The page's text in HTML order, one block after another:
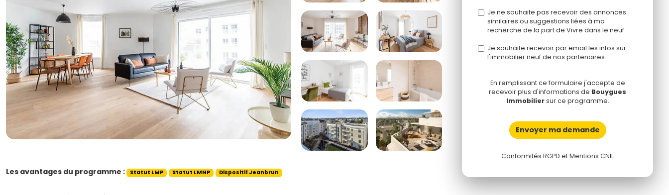
Les avantages du programme : Statut LMP Statut LMNP Dispositif Jeanbrun
Je ne souhaite pas recevoir des annonces
similaires ou suggestions liées à ma
recherche de la part de Vivre dans le neuf.
Je souhaite recevoir par email les infos sur
l'immobilier neuf de nos partenaires.
En remplissant ce formulaire j'accepte de
recevoir plus d'informations de Bouygues
Immobiliersur ce programme.
Envoyer ma demande
Conformités RGPD et Mentions CNIL